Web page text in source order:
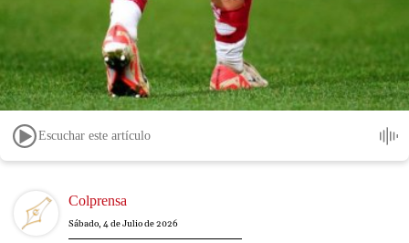
Escuchar este artículo
Image Colprensa
Sábado, 4 de Julio de 2026